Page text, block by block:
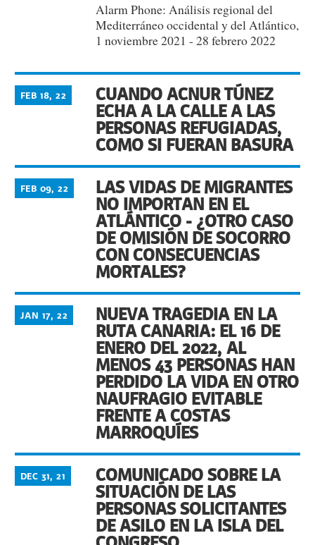
Alarm Phone: Análisis regional del
Mediterráneo occidental y del Atlántico,
1 noviembre 2021 - 28 febrero 2022
CUANDO ACNUR TÚNEZ
ECHA A LA CALLE A LAS
PERSONAS REFUGIADAS,
COMO SI FUERAN BASURA
FEB 18, 22
LAS VIDAS DE MIGRANTES
NO IMPORTAN EN EL
ATLÁNTICO - ¿OTRO CASO
DE OMISIÓN DE SOCORRO
CON CONSECUENCIAS
MORTALES?
FEB 09, 22
NUEVA TRAGEDIA EN LA
RUTA CANARIA: EL 16 DE
ENERO DEL 2022, AL
MENOS 43 PERSONAS HAN
PERDIDO LA VIDA EN OTRO
NAUFRAGIO EVITABLE
FRENTE A COSTAS
MARROQUÍES
JAN 17, 22
COMUNICADO SOBRE LA
SITUACIÓN DE LAS
PERSONAS SOLICITANTES
DE ASILO EN LA ISLA DEL
DEC 31, 21